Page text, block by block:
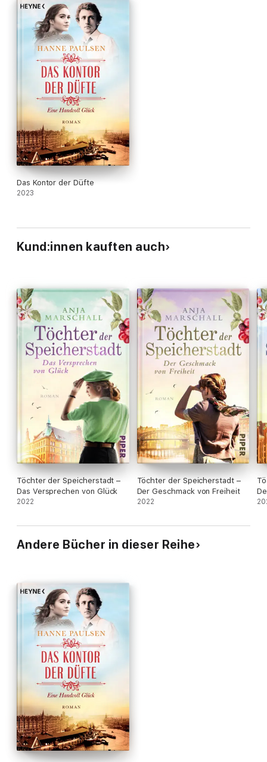
Das Kontor der Düfte
2023
Kund:innen kauften auch
Töchter der Speicherstadt –
Das Versprechen von Glück
2022
Töchter der Speicherstadt –
Der Geschmack von Freiheit
2022
Andere Bücher in dieser Reihe